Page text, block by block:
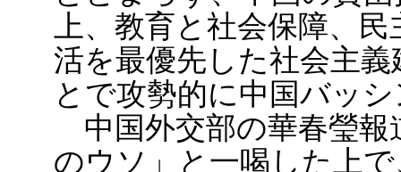
上、教育と社会保障、
活を最優先した社会主
とで攻勢的に中国バッ
中国外交部の華春瑩報
のウソ」と一喝した上